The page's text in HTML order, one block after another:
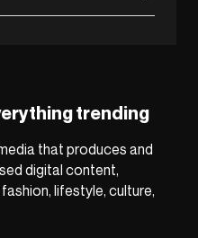
trending
that produces and
digital content,
lifestyle, culture,